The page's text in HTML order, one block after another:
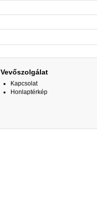
Vevőszolgálat
Kapcsolat
Honlaptérkép